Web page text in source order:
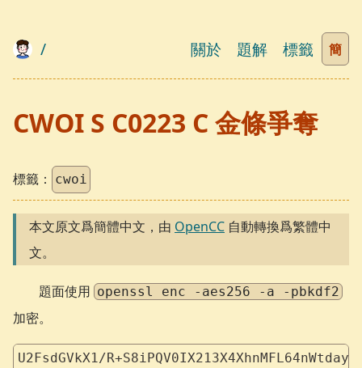
/ 關於 題解 標籤 簡
CWOI S C0223 C 金條爭奪
標籤： cwoi
本文原文爲簡體中文，由 OpenCC 自動轉換爲繁體中
文。
題面使用 openssl enc -aes256 -a -pbkdf2
加密。
U2FsdGVkX1/